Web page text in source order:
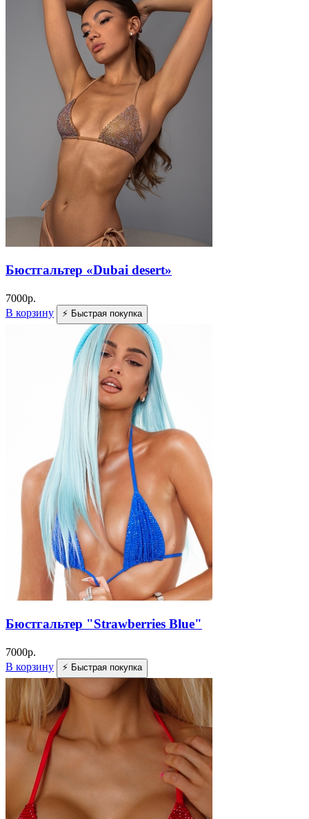
Бюстгальтер «Dubai desert»
7000р.
В корзину
⚡ Быстрая покупка
Бюстгальтер "Strawberries Blue"
7000р.
В корзину
⚡ Быстрая покупка